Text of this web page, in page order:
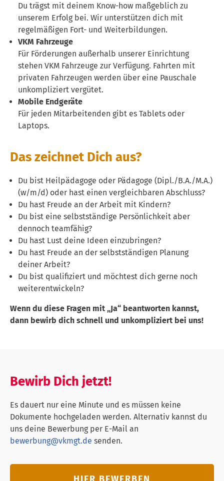
Du trägst mit deinem Know-how maßgeblich zu
unserem Erfolg bei. Wir unterstützen dich mit
regelmäßigen Fort- und Weiterbildungen.
VKM Fahrzeuge
Für Förderungen außerhalb unserer Einrichtung
stehen VKM Fahrzeuge zur Verfügung. Fahrten mit
privaten Fahrzeugen werden über eine Pauschale
unkompliziert vergütet.
Mobile Endgeräte
Für jeden Mitarbeitenden gibt es Tablets oder
Laptops.
Das zeichnet Dich aus?
Du bist Heilpädagoge oder Pädagoge (Dipl./B.A./M.A.)
(w/m/d) oder hast einen vergleichbaren Abschluss?
Du hast Freude an der Arbeit mit Kindern?
Du bist eine selbstständige Persönlichkeit aber
dennoch teamfähig?
Du hast Lust deine Ideen einzubringen?
Du hast Freude an der selbstständigen Planung
deiner Arbeit?
Du bist qualifiziert und möchtest dich gerne noch
weiterentwickeln?
Wenn du diese Fragen mit „Ja“ beantworten kannst,
dann bewirb dich schnell und unkompliziert bei uns!
Bewirb Dich jetzt!
Es dauert nur eine Minute und es müssen keine
Dokumente hochgeladen werden. Alternativ kannst du
uns deine Bewerbung per E-Mail an
bewerbung@vkmgt.de senden.